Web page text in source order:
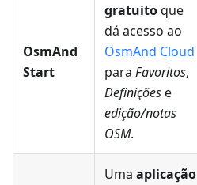
OsmAnd
Start
gratuitoque
dá acesso ao
OsmAnd Cloud
para Favoritos,
Definiçõese
edição/notas
OSM.
Uma aplicação